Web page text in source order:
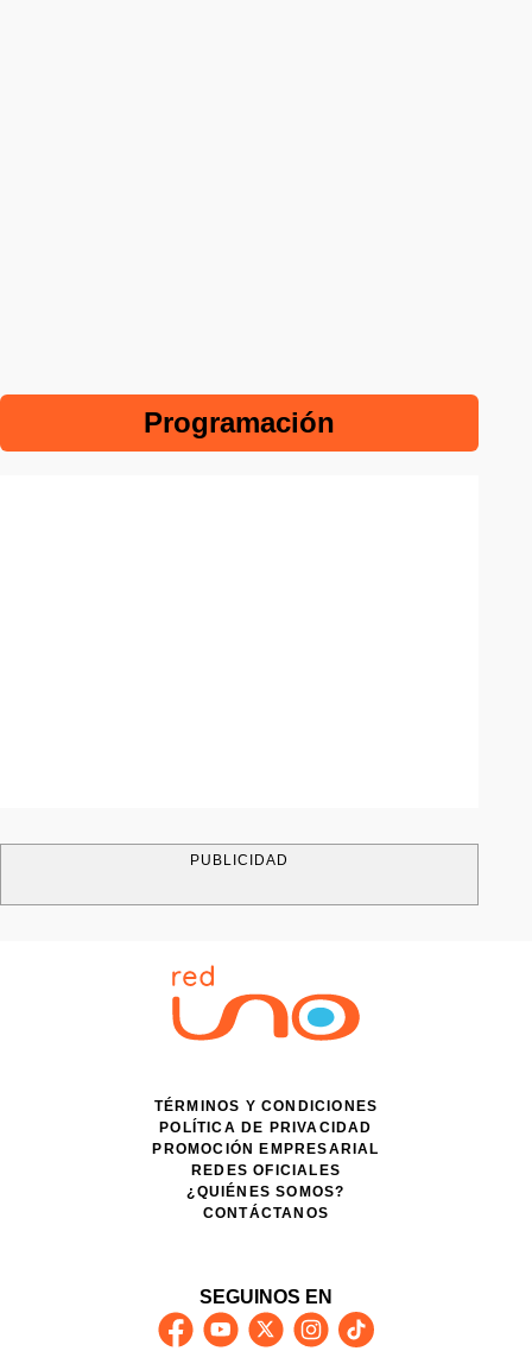
Programación
PUBLICIDAD
TÉRMINOS Y CONDICIONES
POLÍTICA DE PRIVACIDAD
PROMOCIÓN EMPRESARIAL
REDES OFICIALES
¿QUIÉNES SOMOS?
CONTÁCTANOS
SEGUINOS EN